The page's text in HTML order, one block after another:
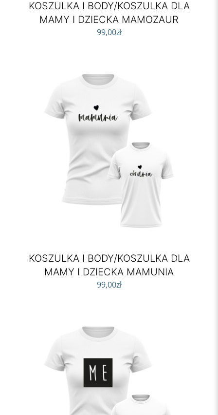
KOSZULKA I BODY/KOSZULKA DLA
MAMY I DZIECKA MAMOZAUR
99,00zł
KOSZULKA I BODY/KOSZULKA DLA
MAMY I DZIECKA MAMUNIA
99,00zł